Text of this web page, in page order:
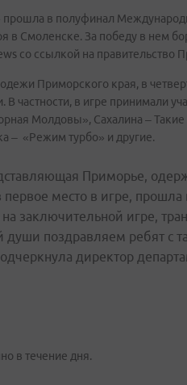
в полуфинал
в Смоленске. За победу в нем
со ссылкой на правительство
Приморского края, в
частности, в игре принимали
Молдовы», Сахалина – Такие
– «Режим турбо» и другие.
Приморье,
первое место в игре,
заключительной игре,
души поздравляем ребят
директор
в течение дня.